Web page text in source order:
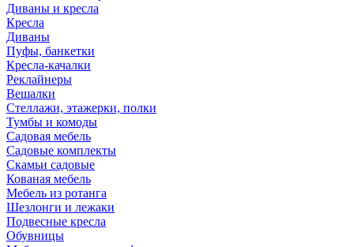
Диваны и кресла
Кресла
Диваны
Пуфы, банкетки
Кресла-качалки
Реклайнеры
Вешалки
Стеллажи, этажерки, полки
Тумбы и комоды
Садовая мебель
Садовые комплекты
Скамьи садовые
Кованая мебель
Мебель из ротанга
Шезлонги и лежаки
Подвесные кресла
Обувницы